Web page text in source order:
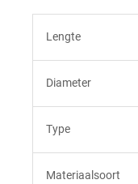
Lengte
Diameter
Type
Materiaalsoort